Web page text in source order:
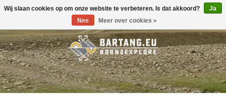
Toggle
Wij slaan cookies op om onze website te verbeteren. Is dat akkoord?
Ja
Nee
Meer over cookies »